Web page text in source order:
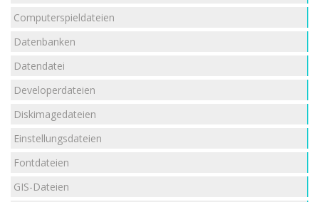
Computerspieldateien
Datenbanken
Datendatei
Developerdateien
Diskimagedateien
Einstellungsdateien
Fontdateien
GIS-Dateien